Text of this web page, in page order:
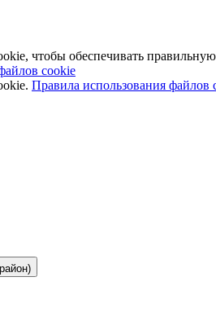
чтобы обеспечивать правильную
cookie
Правила использования файлов